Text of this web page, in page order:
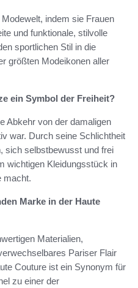
indem sie Frauen
und funktionale, stilvolle
sportlichen Stil in die
größten Modeikonen aller
ein Symbol der Freiheit?
Abkehr von der damaligen
war. Durch seine Schlichtheit
sich selbstbewusst und frei
wichtigen Kleidungsstück in
macht.
Marke in der Haute
Materialien,
Pariser Flair
Couture ist ein Synonym für
zu einer der